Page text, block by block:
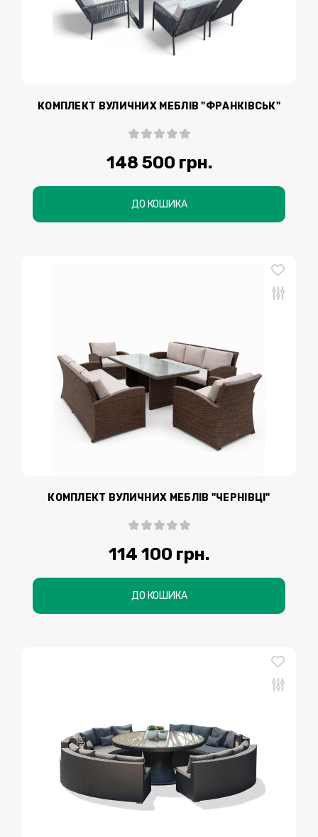
КОМПЛЕКТ ВУЛИЧНИХ МЕБЛІВ "ФРАНКІВСЬК"
148 500 грн.
ДО КОШИКА
КОМПЛЕКТ ВУЛИЧНИХ МЕБЛІВ "ЧЕРНІВЦІ"
114 100 грн.
ДО КОШИКА